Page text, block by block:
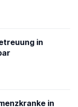
in
in